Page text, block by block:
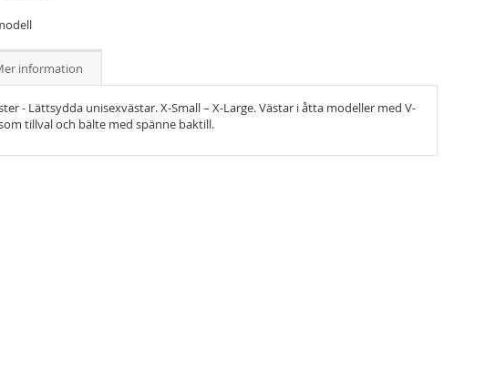
- Lättsydda unisexvästar. X-Small – X-Large. Västar i åtta modeller med V-
tillval och bälte med spänne baktill.
information